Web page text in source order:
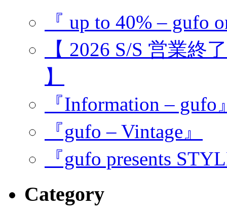
『 up to 40% – gufo
【 2026 S/S 営業終
】
『Information – gufo
『gufo – Vintage』
『gufo presents
Category